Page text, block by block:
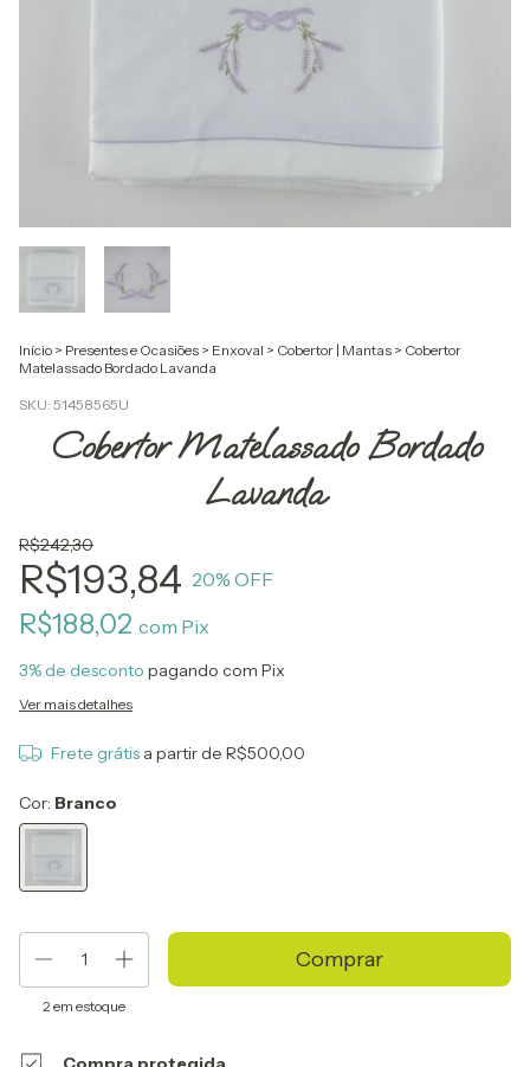
Início > Presentes e Ocasiões > Enxoval > Cobertor | Mantas > Cobertor
Matelassado Bordado Lavanda
SKU: 51458565U
Cobertor Matelassado Bordado
Lavanda
R$242,30
R$193,84 20% OFF
R$188,02 com Pix
3% de desconto pagando com Pix
Ver mais detalhes
Frete grátis a partir de R$500,00
Cor: Branco
2 em estoque